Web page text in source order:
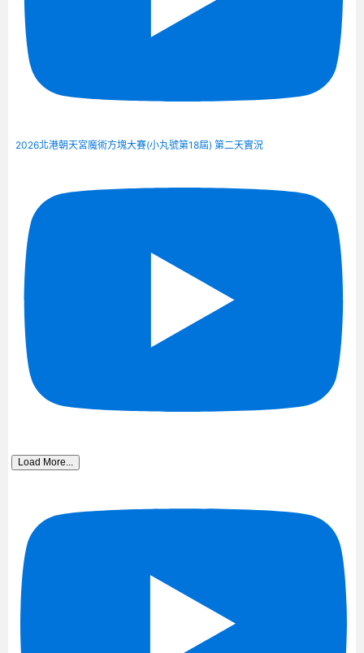
2026北港朝天宮魔術方塊大賽(小丸號第18屆) 第二天實況
Load More...